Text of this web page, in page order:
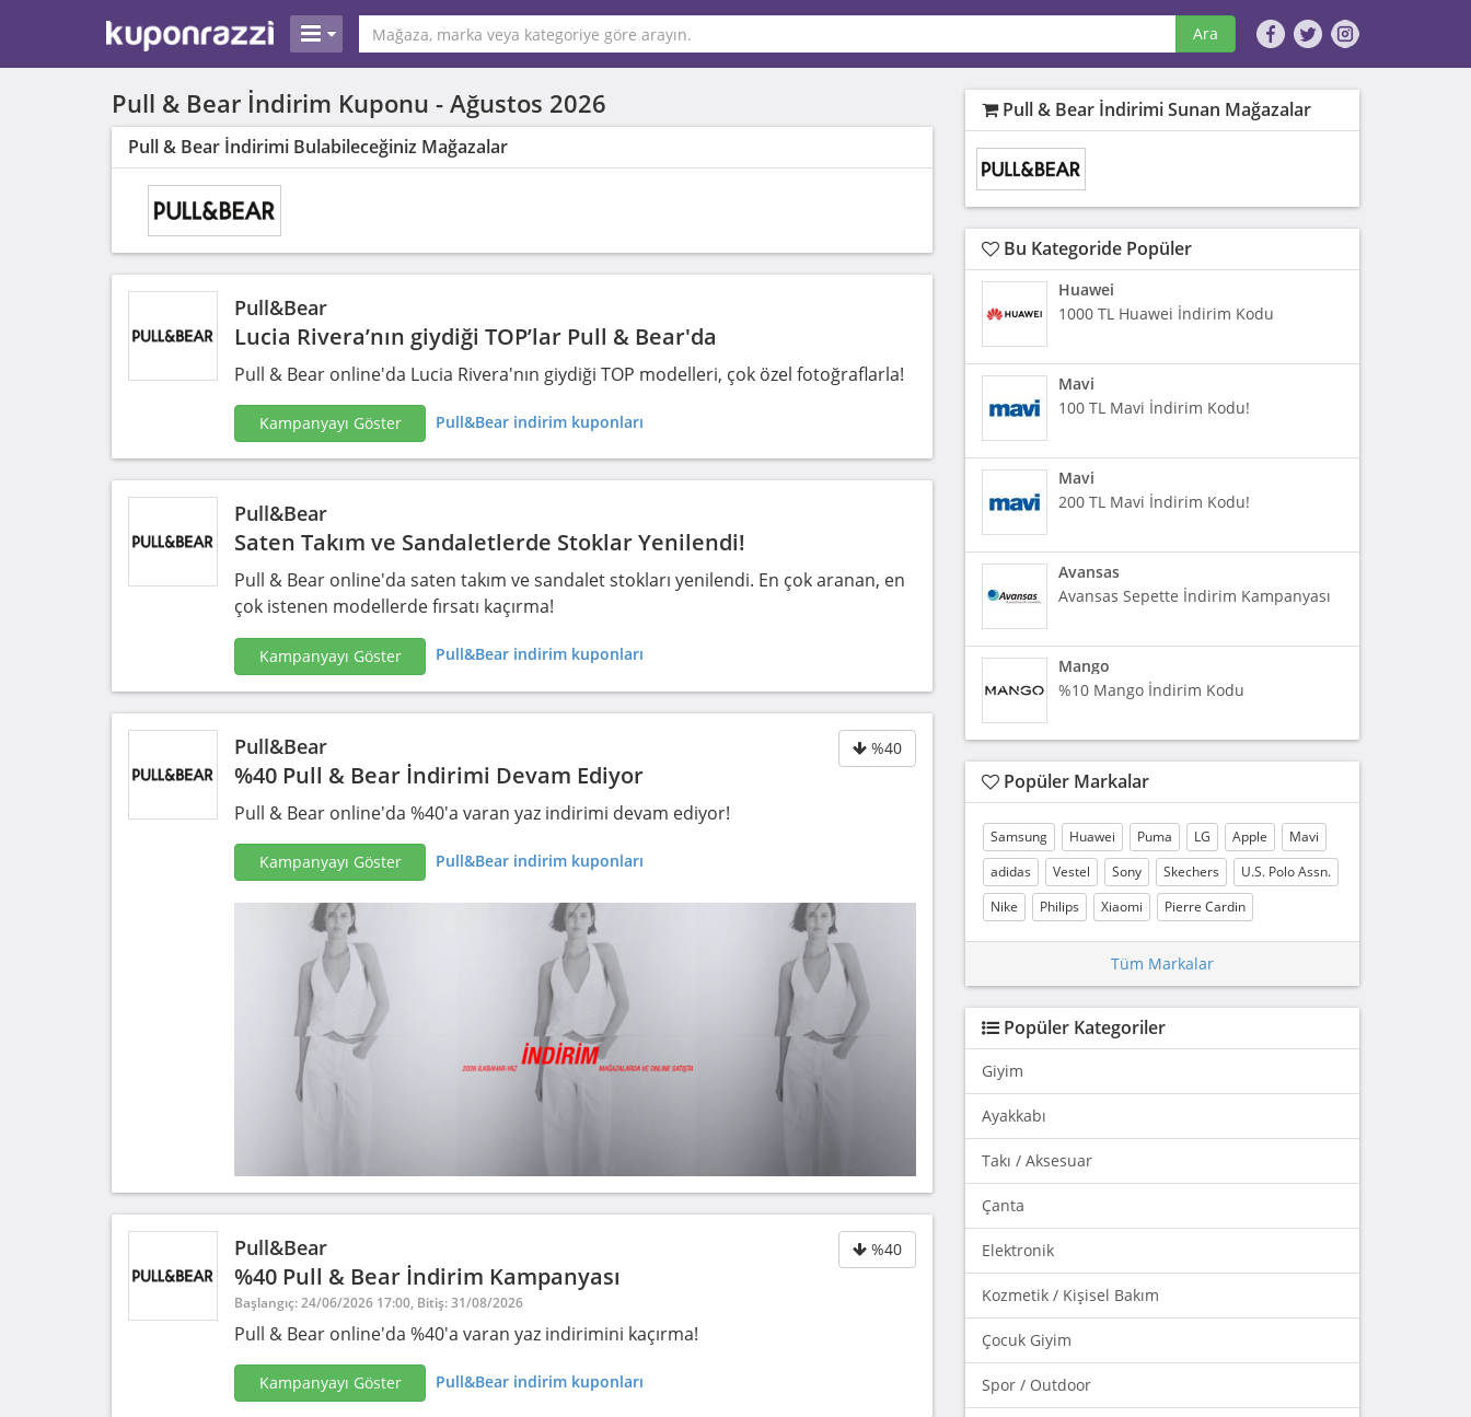
Ara
Pull & Bear İndirim Kuponu - Ağustos 2026
Pull & Bear İndirimi Bulabileceğiniz Mağazalar
Pull&Bear
Lucia Rivera’nın giydiği TOP’lar Pull & Bear'da
Pull & Bear online'da Lucia Rivera'nın giydiği TOP modelleri, çok özel fotoğraflarla!
Kampanyayı Göster Pull&Bear indirim kuponları
Pull&Bear
Saten Takım ve Sandaletlerde Stoklar Yenilendi!
Pull & Bear online'da saten takım ve sandalet stokları yenilendi. En çok aranan, en
çok istenen modellerde fırsatı kaçırma!
Kampanyayı Göster Pull&Bear indirim kuponları
%40
Pull&Bear
%40 Pull & Bear İndirimi Devam Ediyor
Pull & Bear online'da %40'a varan yaz indirimi devam ediyor!
Kampanyayı Göster Pull&Bear indirim kuponları
%40
Pull&Bear
%40 Pull & Bear İndirim Kampanyası
Başlangıç: 24/06/2026 17:00, Bitiş: 31/08/2026
Pull & Bear online'da %40'a varan yaz indirimini kaçırma!
Kampanyayı Göster Pull&Bear indirim kuponları
Pull & Bear İndirimi Sunan Mağazalar
Bu Kategoride Popüler
Huawei
1000 TL Huawei İndirim Kodu
Mavi
100 TL Mavi İndirim Kodu!
Mavi
200 TL Mavi İndirim Kodu!
Avansas
Avansas Sepette İndirim Kampanyası
Mango
%10 Mango İndirim Kodu
Popüler Markalar
Samsung Huawei Puma LG Apple
Mavi
adidas
Vestel Sony Skechers
U.S. Polo Assn.
Nike
Philips Xiaomi Pierre Cardin
Tüm Markalar
Popüler Kategoriler
Giyim
Ayakkabı
Takı / Aksesuar
Çanta
Elektronik
Kozmetik / Kişisel Bakım
Çocuk Giyim
Spor / Outdoor